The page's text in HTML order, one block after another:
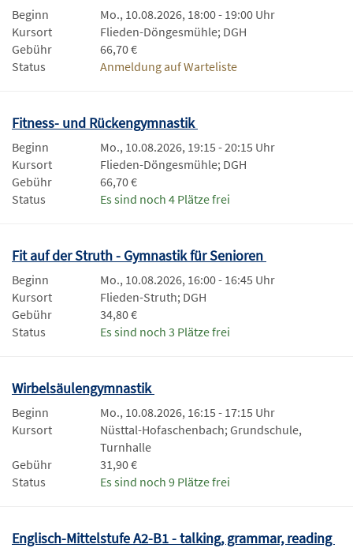
Beginn
Mo., 10.08.2026, 18:00 - 19:00 Uhr
Kursort
Flieden-Döngesmühle; DGH
Gebühr
66,70 €
Status
Anmeldung auf Warteliste
Fitness- und Rückengymnastik
Beginn
Mo., 10.08.2026, 19:15 - 20:15 Uhr
Kursort
Flieden-Döngesmühle; DGH
Gebühr
66,70 €
Status
Es sind noch 4 Plätze frei
Fit auf der Struth - Gymnastik für Senioren
Beginn
Mo., 10.08.2026, 16:00 - 16:45 Uhr
Kursort
Flieden-Struth; DGH
Gebühr
34,80 €
Status
Es sind noch 3 Plätze frei
Wirbelsäulengymnastik
Beginn
Mo., 10.08.2026, 16:15 - 17:15 Uhr
Kursort
Nüsttal-Hofaschenbach; Grundschule,
Turnhalle
Gebühr
31,90 €
Status
Es sind noch 9 Plätze frei
Englisch-Mittelstufe A2-B1 - talking, grammar, reading